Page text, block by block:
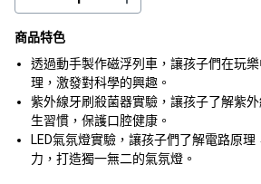
商品特色
透過動手製作磁浮列車，讓孩子們在玩
理，激發對科學的興趣。
紫外線牙刷殺菌器實驗，讓孩子了解紫
生習慣，保護口腔健康。
LED氣氛燈實驗，讓孩子們了解電路原
力，打造獨一無二的氣氛燈。